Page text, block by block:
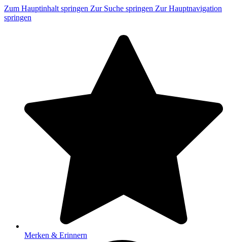
Zum Hauptinhalt springen Zur Suche springen Zur Hauptnavigation
springen
Merken & Erinnern